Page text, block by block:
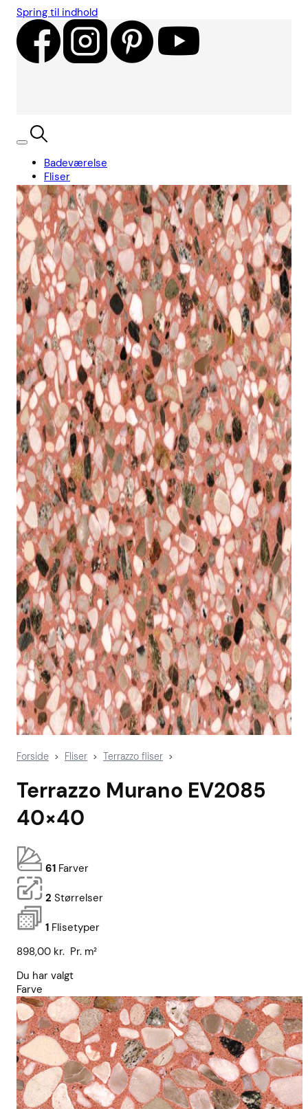
Spring til indhold
Badeværelse
Fliser
Showroom
Kundecases
Showroom Søg KurvBook
indretningskonsulent
Forside > Fliser > Terrazzo fliser >
Terrazzo Murano EV2085
40×40
61 Farver
2 Størrelser
1 Flisetyper
898,00 kr. Pr. m²
Du har valgt
Farve